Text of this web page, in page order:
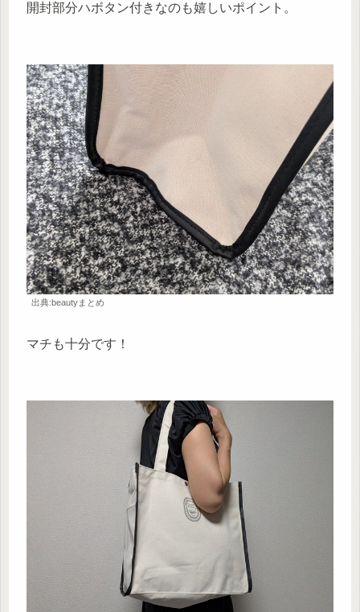
開封部分ハボタン付きなのも嬉しいポイント。
出典:beautyまとめ
マチも十分です！